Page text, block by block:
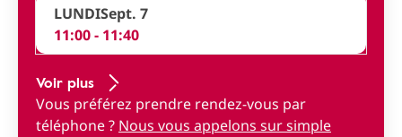
LUNDISept. 7
11:00 - 11:40
Voir plus
Vous préférez prendre rendez-vous par
téléphone ? Nous vous appelons sur simple